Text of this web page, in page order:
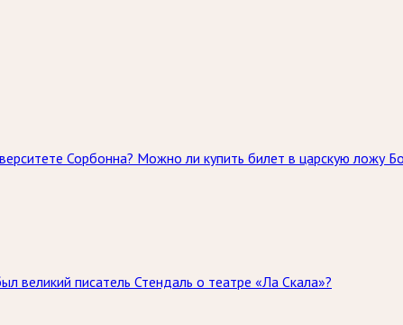
Сорбонна? Можно ли купить билет в царскую ложу
великий писатель Стендаль о театре «Ла Скала»?